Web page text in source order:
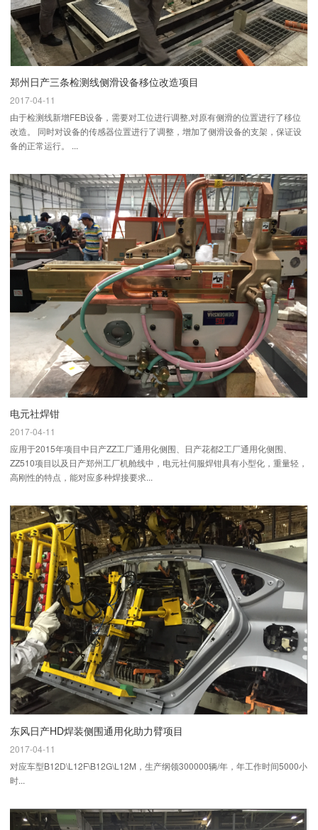
郑州日产三条检测线侧滑设备移位改造项目
2017-04-11
由于检测线新增FEB设备，需要对工位进行调整,对原有侧滑的位置进行了移位
改造。 同时对设备的传感器位置进行了调整，增加了侧滑设备的支架，保证设
备的正常运行。 ...
电元社焊钳
2017-04-11
应用于2015年项目中日产ZZ工厂通用化侧围、日产花都2工厂通用化侧围、
ZZ510项目以及日产郑州工厂机舱线中，电元社伺服焊钳具有小型化，重量轻，
高刚性的特点，能对应多种焊接要求...
东风日产HD焊装侧围通用化助力臂项目
2017-04-11
对应车型B12D\L12F\B12G\L12M，生产纲领300000辆/年，年工作时间5000小
时...